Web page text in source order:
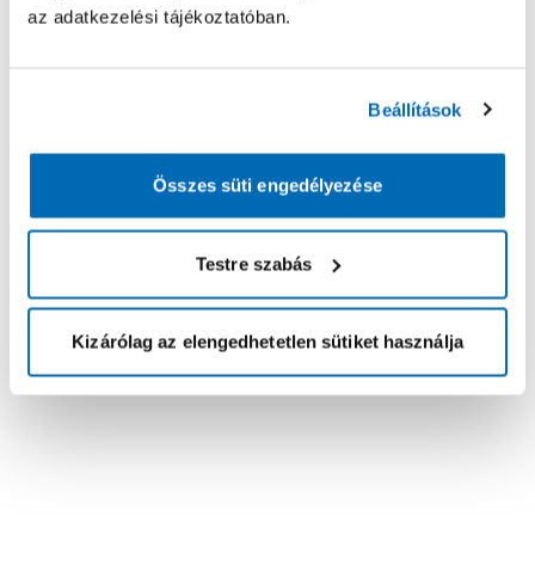
az adatkezelési tájékoztatóban.
Beállítások
Összes süti engedélyezése
Testre szabás
Kizárólag az elengedhetetlen sütiket használja